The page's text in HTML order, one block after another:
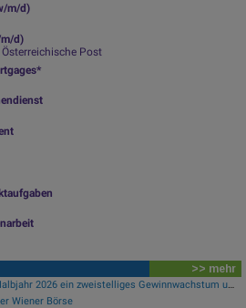
m/d)
d)
Post
>> mehr
Tecnotree verzeichnet im ersten Halbjahr 2026 ein zweistelliges Gewinnwachstum und eine beschleunigte Einführungsdynamik
Wiener Börse